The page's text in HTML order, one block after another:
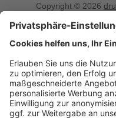
Copyright © 2026
Druckerzubehoer.de –
Sie sind auf der Suche
oder Zubehör für
Smartphone? Dann sind
richtig! Unser breites
und Toner für alle